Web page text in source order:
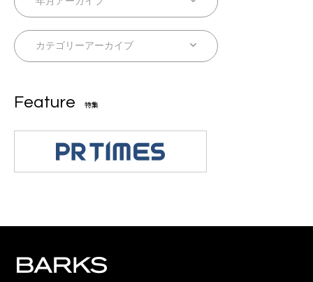
Feature 特集